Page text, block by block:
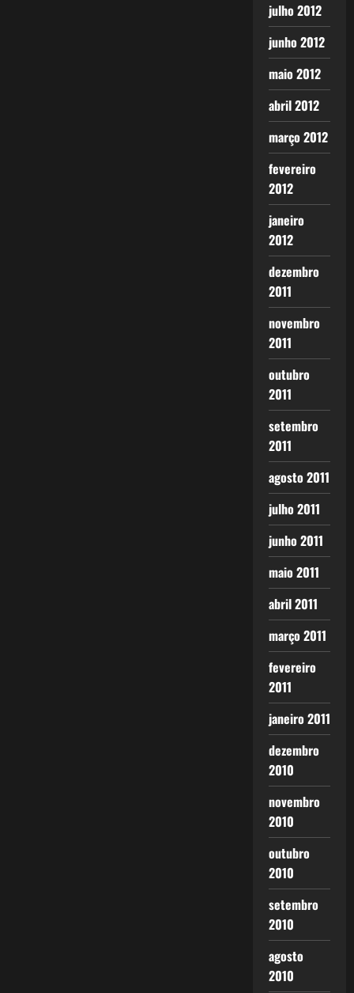
julho 2012
junho 2012
maio 2012
abril 2012
março 2012
fevereiro
2012
janeiro
2012
dezembro
2011
novembro
2011
outubro
2011
setembro
2011
agosto 2011
julho 2011
junho 2011
maio 2011
abril 2011
março 2011
fevereiro
2011
janeiro 2011
dezembro
2010
novembro
2010
outubro
2010
setembro
2010
agosto
2010